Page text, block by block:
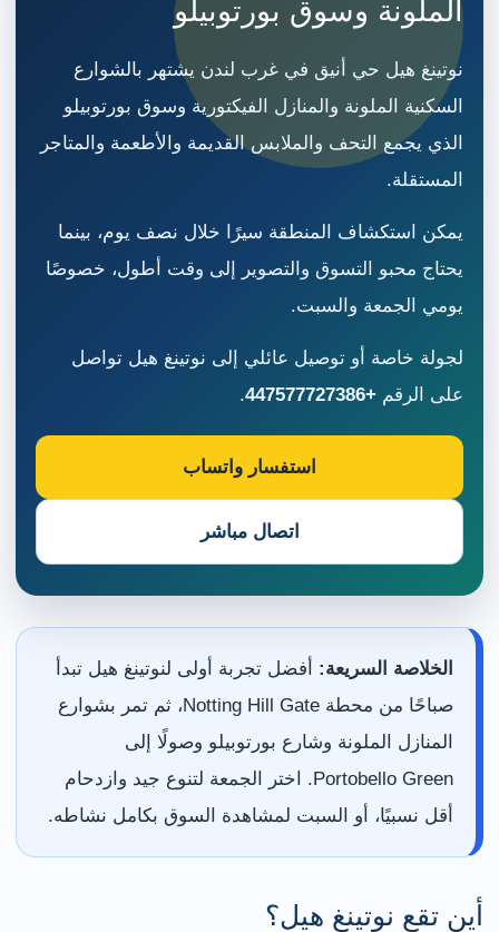
الملونة وسوق بورتوبيلو
نوتينغ هيل حي أنيق في غرب لندن يشتهر بالشوارع
السكنية الملونة والمنازل الفيكتورية وسوق بورتوبيلو
الذي يجمع التحف والملابس القديمة والأطعمة والمتاجر
المستقلة.
يمكن استكشاف المنطقة سيرًا خلال نصف يوم، بينما
يحتاج محبو التسوق والتصوير إلى وقت أطول، خصوصًا
يومي الجمعة والسبت.
لجولة خاصة أو توصيل عائلي إلى نوتينغ هيل تواصل
على الرقم +447577727386
.
استفسار واتساب
اتصال مباشر
الخلاصة السريعة: أفضل تجربة أولى لنوتينغ هيل تبدأ
صباحًا من محطة Notting Hill Gate، ثم تمر بشوارع
المنازل الملونة وشارع بورتوبيلو وصولًا إلى
Portobello Green. اختر الجمعة لتنوع جيد وازدحام
أقل نسبيًا، أو السبت لمشاهدة السوق بكامل نشاطه.
أين تقع نوتينغ هيل؟